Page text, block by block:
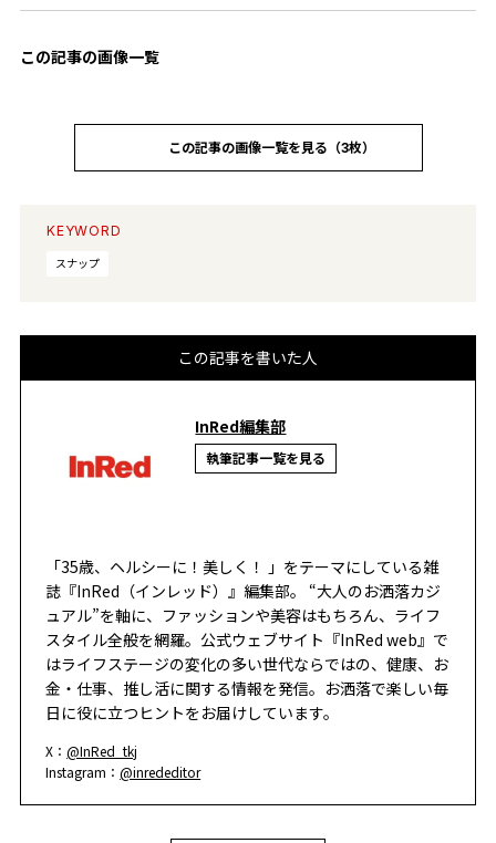
この記事の画像一覧
この記事の画像一覧を見る（3枚）
KEYWORD
スナップ
この記事を書いた人
InRed編集部
執筆記事一覧を見る
「35歳、ヘルシーに！美しく！ 」をテーマにしている雑
誌『InRed（インレッド）』編集部。 “大人のお洒落カジ
ュアル”を軸に、ファッションや美容はもちろん、ライフ
スタイル全般を網羅。公式ウェブサイト『InRed web』で
はライフステージの変化の多い世代ならではの、健康、お
金・仕事、推し活に関する情報を発信。お洒落で楽しい毎
日に役に立つヒントをお届けしています。
X：@InRed_tkj
Instagram：@inrededitor